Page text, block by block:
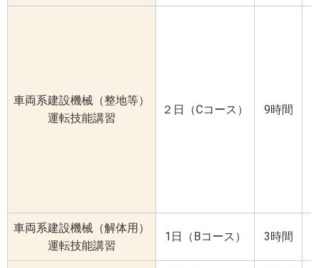
車両系建設機械（整地等）
運転技能講習
２日（Cコース） 9時間
車両系建設機械（解体用）
運転技能講習
1日（Bコース） 3時間